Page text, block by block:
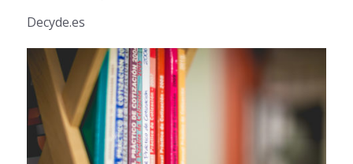
Decyde.es